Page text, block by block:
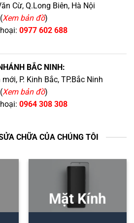
Cừ, Q.Long Biên, Hà Nội
(Xem bản đồ)
0977 602 688
BẮC NINH:
P. Kinh Bắc, TP.Bắc Ninh
(Xem bản đồ)
0964 308 308
CHỮA CỦA CHÚNG TÔI
Mặt Kính